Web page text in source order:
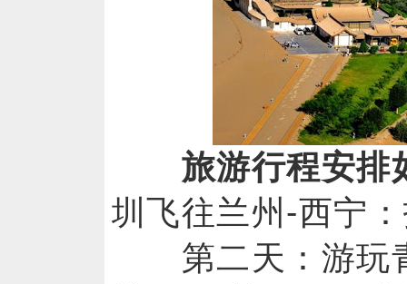
旅游行程安排
圳飞往兰州-西宁
第二天：游玩